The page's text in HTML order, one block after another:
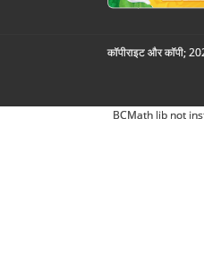
कॉपीराइट और कॉपी;
BCMath lib not